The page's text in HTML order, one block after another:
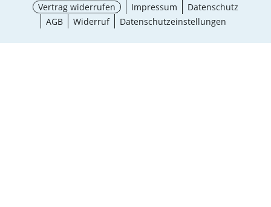
Vertrag widerrufen Impressum
Datenschutz
AGB
Widerruf Datenschutzeinstellungen